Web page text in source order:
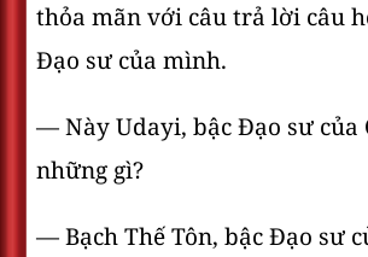
thỏa mãn với câu trả lời câu
Ðạo sư của mình.
— Này Udayi, bậc Ðạo sư của
những gì?
— Bạch Thế Tôn, bậc Ðạo sư